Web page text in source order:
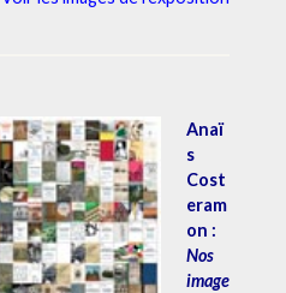
Anaï
s
Cost
eram
on :
Nos
image